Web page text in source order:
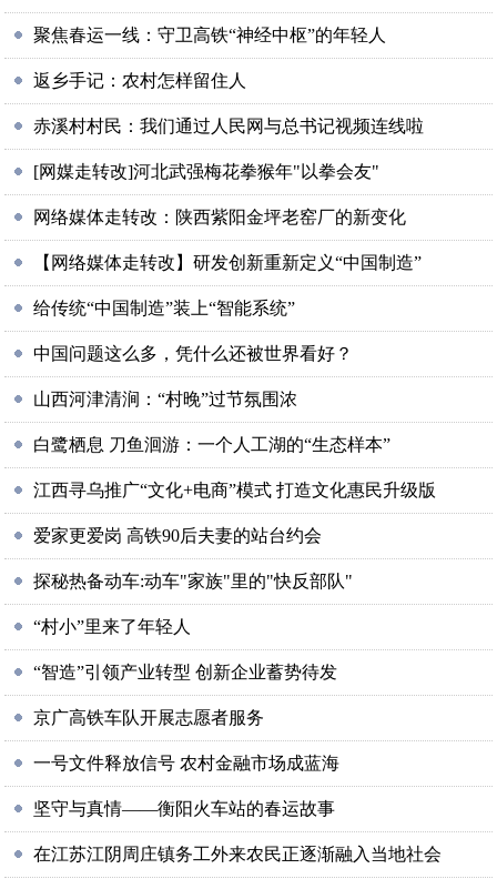
聚焦春运一线：守卫高铁“神经中枢”的年轻人
返乡手记：农村怎样留住人
赤溪村村民：我们通过人民网与总书记视频连线啦
[网媒走转改]河北武强梅花拳猴年"以拳会友"
网络媒体走转改：陕西紫阳金坪老窑厂的新变化
【网络媒体走转改】研发创新重新定义“中国制造”
给传统“中国制造”装上“智能系统”
中国问题这么多，凭什么还被世界看好？
山西河津清涧：“村晚”过节氛围浓
白鹭栖息 刀鱼洄游：一个人工湖的“生态样本”
江西寻乌推广“文化+电商”模式 打造文化惠民升级版
爱家更爱岗 高铁90后夫妻的站台约会
探秘热备动车:动车"家族"里的"快反部队"
“村小”里来了年轻人
“智造”引领产业转型 创新企业蓄势待发
京广高铁车队开展志愿者服务
一号文件释放信号 农村金融市场成蓝海
坚守与真情——衡阳火车站的春运故事
在江苏江阴周庄镇务工外来农民正逐渐融入当地社会